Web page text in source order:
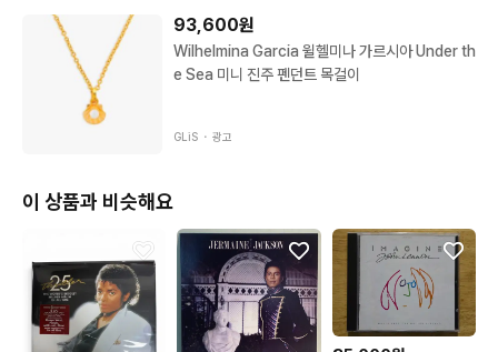
93,600원
Wilhelmina Garcia 윌헬미나 가르시아 Under th
e Sea 미니 진주 펜던트 목걸이
GLiS ・ 광고
이 상품과 비슷해요